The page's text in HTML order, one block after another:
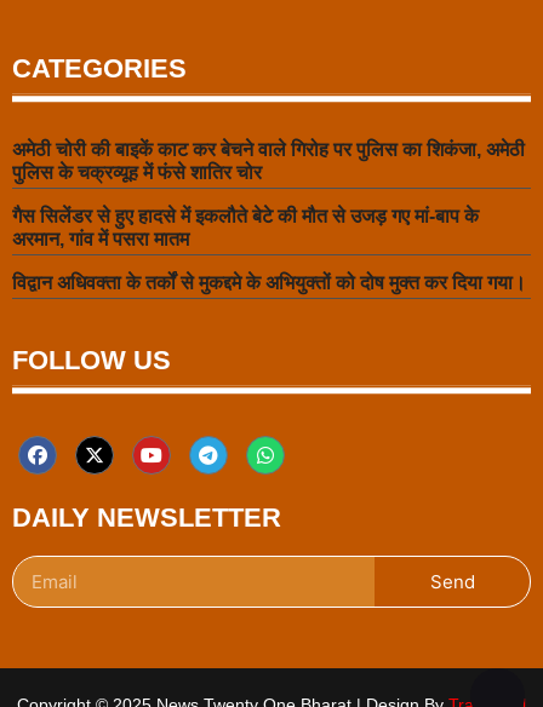
CATEGORIES
अमेठी चोरी की बाइकें काट कर बेचने वाले गिरोह पर पुलिस का शिकंजा, अमेठी
पुलिस के चक्रव्यूह में फंसे शातिर चोर
गैस सिलेंडर से हुए हादसे में इकलौते बेटे की मौत से उजड़ गए मां-बाप के
अरमान, गांव में पसरा मातम
विद्वान अधिवक्ता के तर्कों से मुकद्दमे के अभियुक्तों को दोष मुक्त कर दिया गया।
FOLLOW US
DAILY NEWSLETTER
Send